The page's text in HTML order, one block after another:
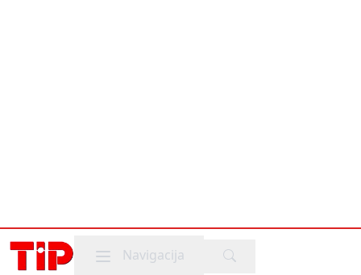
Mobile menu
Navigacija